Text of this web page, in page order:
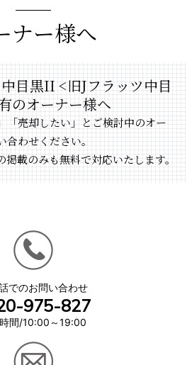
ナー様へ
目黒II <旧Jフラッツ中目
のオーナー様へ
「売却したい」とご検討中のオー
わせください。
載のみも無料で対応いたします。
でのお問い合わせ
975-827
間/10:00～19:00